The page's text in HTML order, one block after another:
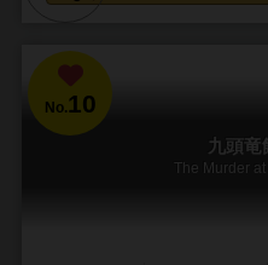
No. 10
九頭竜
The Murder